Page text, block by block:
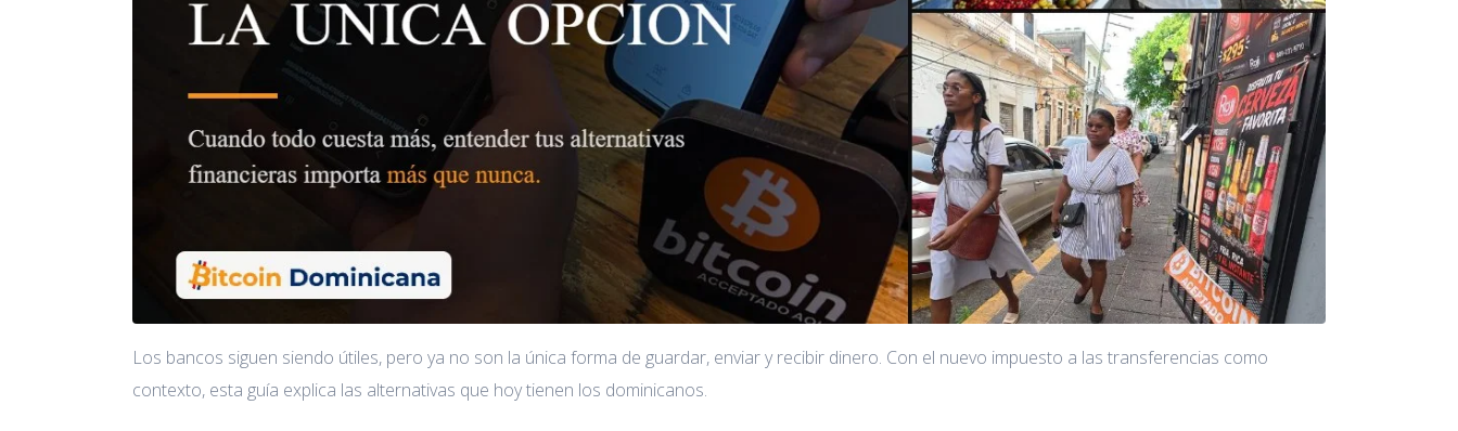
Los bancos siguen siendo útiles, pero ya no son la única forma de guardar, enviar y recibir dinero. Con el nuevo impuesto a las transferencias como
contexto, esta guía explica las alternativas que hoy tienen los dominicanos.